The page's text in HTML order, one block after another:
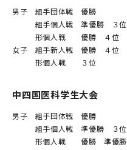
男子 組手団体戦 優勝
組手個人戦 準優勝 ３位
形個人戦 優勝 ４位
女子 組手新人戦 優勝 ４位
形個人戦 ３位
中四国医科学生大会
男子 組手団体戦 優勝
組手個人戦 準優勝 ３位
形個人戦 優勝 準優勝